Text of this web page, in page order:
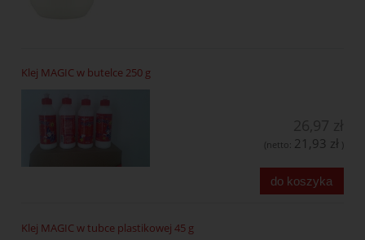
Klej MAGIC w butelce 250 g
(netto: 21,93 zł )
do koszyka
Klej MAGIC w tubce plastikowej 45 g